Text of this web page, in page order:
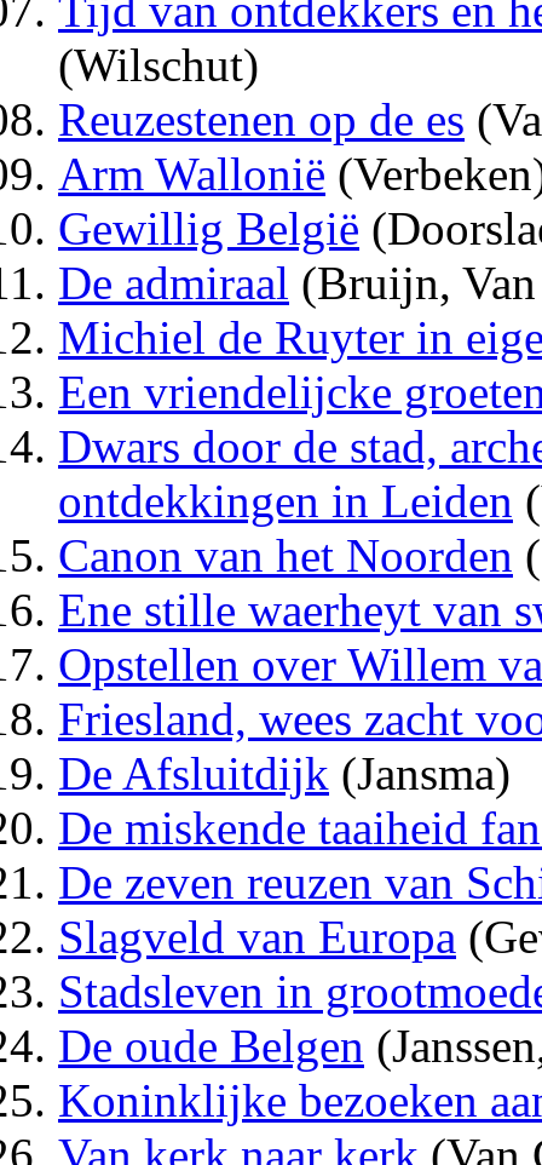
(Wilschut)
Reuzestenen op de es
Arm Wallonië
Gewillig België
De admiraal (Bruijn,
Michiel de Ruyter in
Een vriendelijcke
Dwars door de stad,
ontdekkingen in Leiden
Canon van het Noorden
Ene stille waerheyt van
Opstellen over Willem
Friesland, wees zacht
De Afsluitdijk (Jansma)
De miskende taaiheid
De zeven reuzen van
Slagveld van Europa
Stadsleven in
De oude Belgen
Koninklijke bezoeken
Van kerk naar kerk (Van